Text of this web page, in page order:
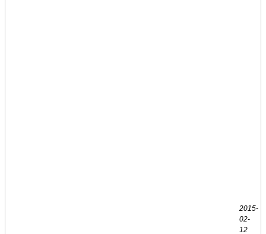
2015-
02-
12